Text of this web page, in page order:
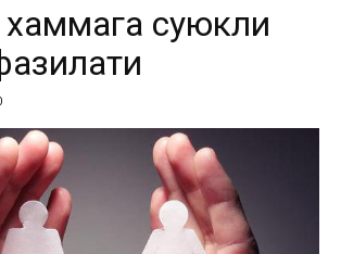
ВИЛОЯТ
ВАКИЛЛИГИ
суюкли